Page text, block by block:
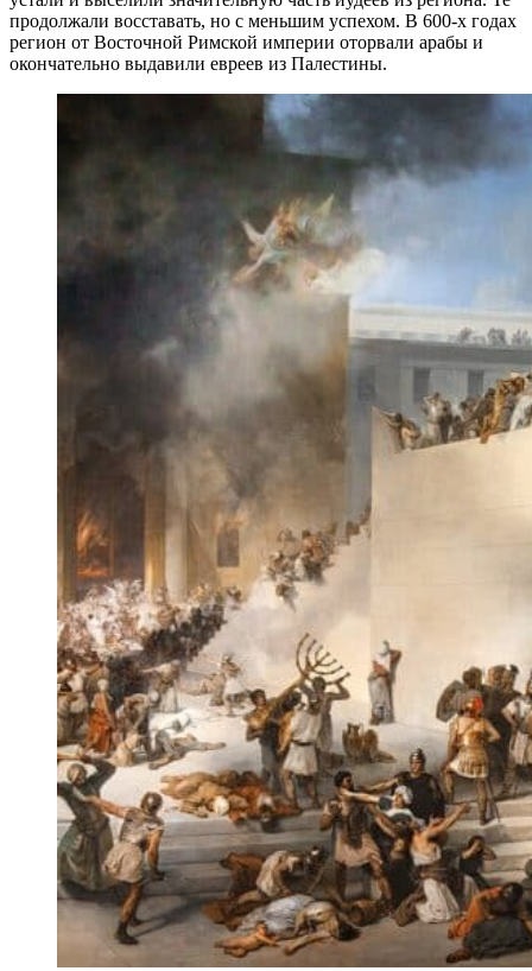
продолжали восставать, но с меньшим успехом. В 600-х годах
регион от Восточной Римской империи оторвали арабы и
окончательно выдавили евреев из Палестины.